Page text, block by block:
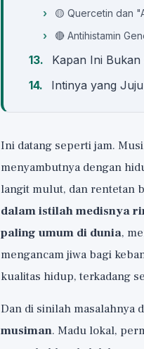
🟡 Quercetin dan
🔴 Antihistamin
Kapan Ini
Intinya yang
Ini datang seperti jam.
menyambutnya dengan
langit mulut, dan rentetan
dalam istilah medisnya
paling umum di dunia,
mengancam jiwa bagi
kualitas hidup, terkadang
Dan di sinilah masalahnya
musiman. Madu lokal,